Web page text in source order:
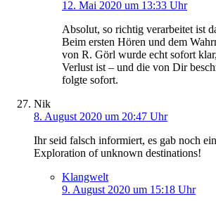
12. Mai 2020 um 13:33 Uhr
Absolut, so richtig verarbeitet ist
Beim ersten Hören und dem
von R. Görl wurde echt sofort
Verlust ist – und die von Dir
folgte sofort.
Nik
8. August 2020 um 20:47 Uhr
Ihr seid falsch informiert, es gab noch
Exploration of unknown destinations!
Klangwelt
9. August 2020 um 15:18 Uhr